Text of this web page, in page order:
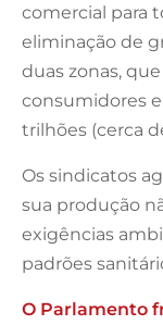
comercial para
eliminação de
duas zonas,
consumidores
trilhões (cerca
Os sindicatos
sua produção
exigências
padrões
O Parlamento